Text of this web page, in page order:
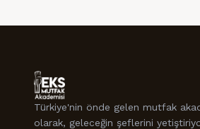
Türkiye'nin önde gelen mutfak
olarak, geleceğin şeflerini